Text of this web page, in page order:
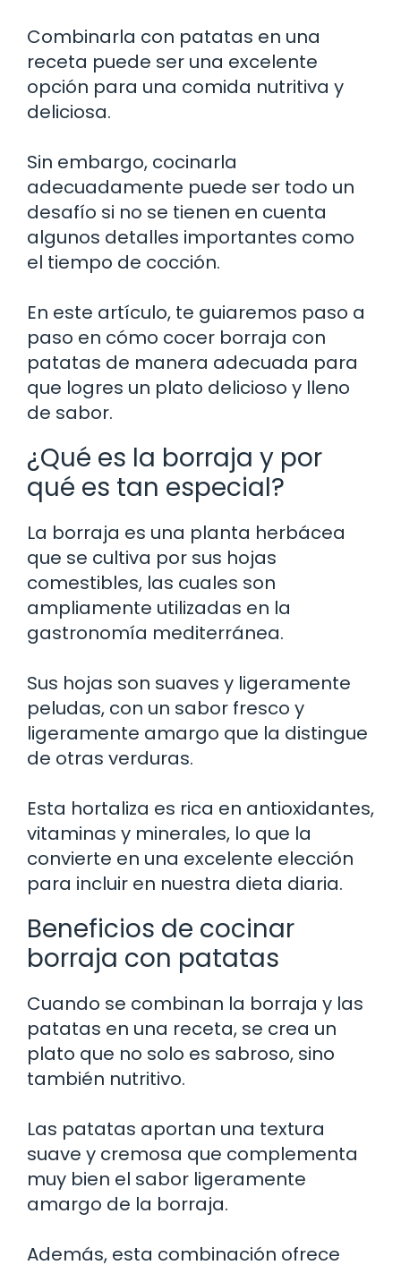
Combinarla con patatas en una
receta puede ser una excelente
opción para una comida nutritiva y
deliciosa.
Sin embargo, cocinarla
adecuadamente puede ser todo un
desafío si no se tienen en cuenta
algunos detalles importantes como
el tiempo de cocción.
En este artículo, te guiaremos paso a
paso en cómo cocer borraja con
patatas de manera adecuada para
que logres un plato delicioso y lleno
de sabor.
¿Qué es la borraja y por
qué es tan especial?
La borraja es una planta herbácea
que se cultiva por sus hojas
comestibles, las cuales son
ampliamente utilizadas en la
gastronomía mediterránea.
Sus hojas son suaves y ligeramente
peludas, con un sabor fresco y
ligeramente amargo que la distingue
de otras verduras.
Esta hortaliza es rica en antioxidantes,
vitaminas y minerales, lo que la
convierte en una excelente elección
para incluir en nuestra dieta diaria.
Beneficios de cocinar
borraja con patatas
Cuando se combinan la borraja y las
patatas en una receta, se crea un
plato que no solo es sabroso, sino
también nutritivo.
Las patatas aportan una textura
suave y cremosa que complementa
muy bien el sabor ligeramente
amargo de la borraja.
Además, esta combinación ofrece